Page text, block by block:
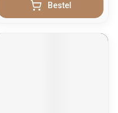
Bestel